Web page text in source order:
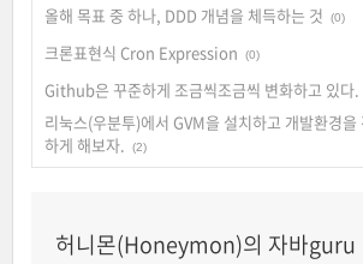
올해 목표 중 하나, DDD 개념을 체득하는 것
(0)
크론표현식 Cron Expression
(0)
Github은 꾸준하게 조금씩조금씩 변화하고 있다.
리눅스(우분투)에서 GVM을 설치하고 개발환경을
하게 해보자.
(2)
허니몬(Honeymon)의 자바guru